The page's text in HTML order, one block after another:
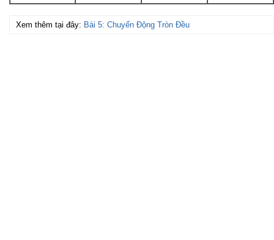
Xem thêm tại đây: Bài 5: Chuyển Động Tròn Đều